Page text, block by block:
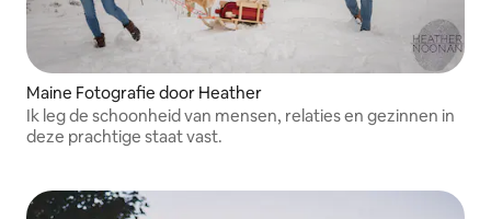
Maine Fotografie door Heather
Ik leg de schoonheid van mensen, relaties en gezinnen in
deze prachtige staat vast.